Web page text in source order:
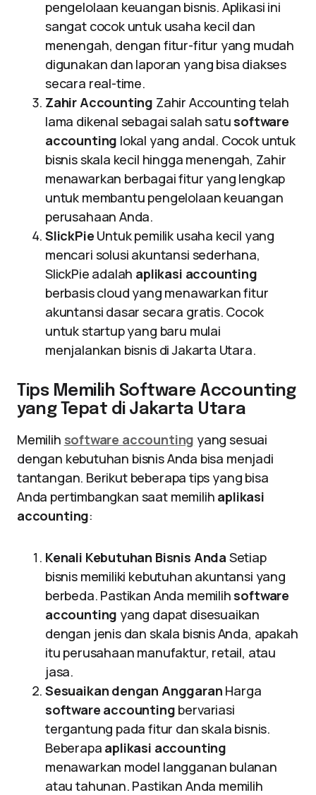
pengelolaan keuangan bisnis. Aplikasi ini
sangat cocok untuk usaha kecil dan
menengah, dengan fitur-fitur yang mudah
digunakan dan laporan yang bisa diakses
secara real-time.
Zahir Accounting Zahir Accounting telah
lama dikenal sebagai salah satu software
accounting lokal yang andal. Cocok untuk
bisnis skala kecil hingga menengah, Zahir
menawarkan berbagai fitur yang lengkap
untuk membantu pengelolaan keuangan
perusahaan Anda.
SlickPie Untuk pemilik usaha kecil yang
mencari solusi akuntansi sederhana,
SlickPie adalah aplikasi accounting
berbasis cloud yang menawarkan fitur
akuntansi dasar secara gratis. Cocok
untuk startup yang baru mulai
menjalankan bisnis di Jakarta Utara.
Tips Memilih Software Accounting
yang Tepat di Jakarta Utara
Memilih software accounting yang sesuai
dengan kebutuhan bisnis Anda bisa menjadi
tantangan. Berikut beberapa tips yang bisa
Anda pertimbangkan saat memilih aplikasi
accounting:
Kenali Kebutuhan Bisnis Anda Setiap
bisnis memiliki kebutuhan akuntansi yang
berbeda. Pastikan Anda memilih software
accounting yang dapat disesuaikan
dengan jenis dan skala bisnis Anda, apakah
itu perusahaan manufaktur, retail, atau
jasa.
Sesuaikan dengan Anggaran Harga
software accounting bervariasi
tergantung pada fitur dan skala bisnis.
Beberapa aplikasi accounting
menawarkan model langganan bulanan
atau tahunan. Pastikan Anda memilih